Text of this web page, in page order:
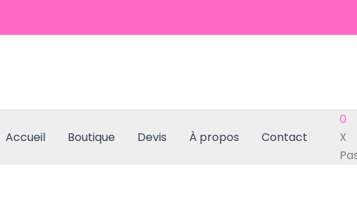
Accueil Boutique Devis À propos Contact
0
X